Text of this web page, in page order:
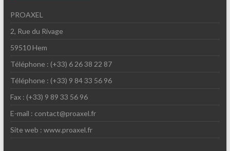
PROAXEL
2, Rue du Rivage
59510 Hem
Téléphone : (+33) 6 26 38 22 87
Téléphone : (+33) 9 84 33 56 96
Fax : (+33) 9 89 33 56 96
E-mail : contact@proaxel.fr
Site web : www.proaxel.fr